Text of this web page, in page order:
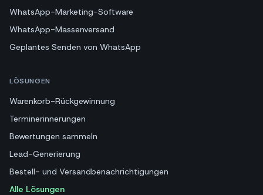
WhatsApp-Marketing-Software
WhatsApp-Massenversand
Geplantes Senden von WhatsApp
LÖSUNGEN
Warenkorb-Rückgewinnung
Terminerinnerungen
Bewertungen sammeln
Lead-Generierung
Bestell- und Versandbenachrichtigungen
Alle Lösungen